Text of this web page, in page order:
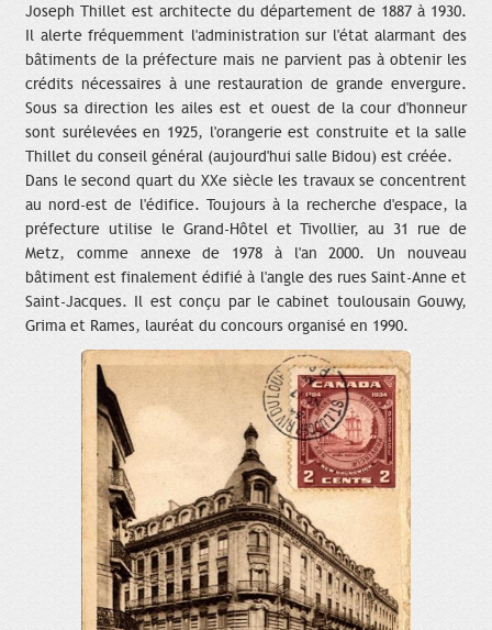
Joseph Thillet est architecte du département de 1887 à 1930.
Il alerte fréquemment l'administration sur l'état alarmant des
bâtiments de la préfecture mais ne parvient pas à obtenir les
crédits nécessaires à une restauration de grande envergure.
Sous sa direction les ailes est et ouest de la cour d'honneur
sont surélevées en 1925, l'orangerie est construite et la salle
Thillet du conseil général (aujourd'hui salle Bidou) est créée.
Dans le second quart du XXe siècle les travaux se concentrent
au nord-est de l'édifice. Toujours à la recherche d'espace, la
préfecture utilise le Grand-Hôtel et Tivollier, au 31 rue de
Metz, comme annexe de 1978 à l'an 2000. Un nouveau
bâtiment est finalement édifié à l'angle des rues Saint-Anne et
Saint-Jacques. Il est conçu par le cabinet toulousain Gouwy,
Grima et Rames, lauréat du concours organisé en 1990.